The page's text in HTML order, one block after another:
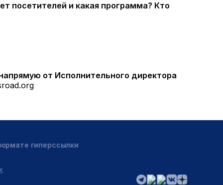
посетителей и какая программа? Кто
от Исполнительного директора
гиперссылки